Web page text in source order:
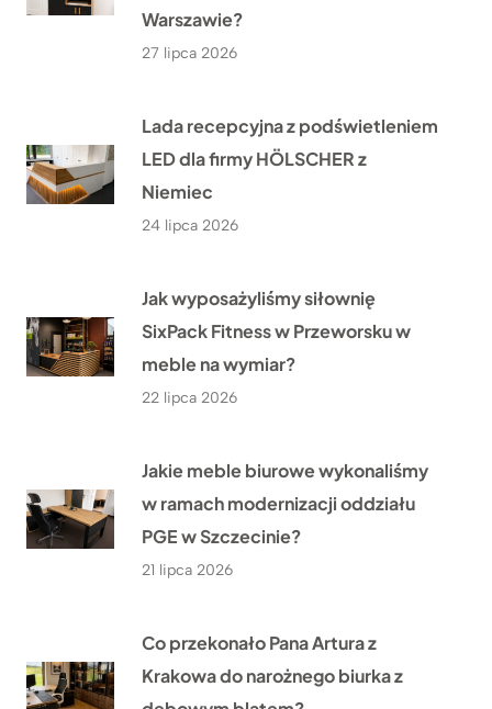
Warszawie?
27 lipca 2026
Lada recepcyjna z podświetleniem
LED dla firmy HÖLSCHER z
Niemiec
24 lipca 2026
Jak wyposażyliśmy siłownię
SixPack Fitness w Przeworsku w
meble na wymiar?
22 lipca 2026
Jakie meble biurowe wykonaliśmy
w ramach modernizacji oddziału
PGE w Szczecinie?
21 lipca 2026
Co przekonało Pana Artura z
Krakowa do narożnego biurka z